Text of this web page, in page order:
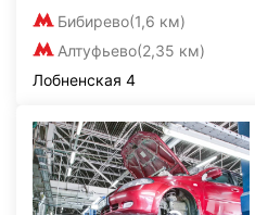
Бибирево(1,6 км)
Алтуфьево(2,35 км)
Лобненская 4